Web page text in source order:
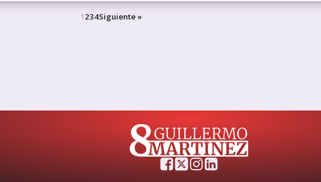
1234Siguiente »